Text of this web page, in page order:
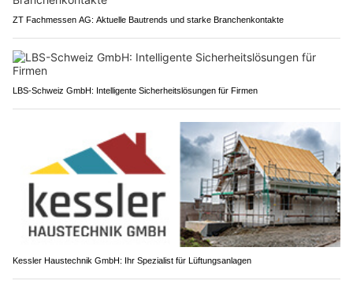
ZT Fachmessen AG: Aktuelle Bautrends und starke Branchenkontakte
LBS-Schweiz GmbH: Intelligente Sicherheitslösungen für Firmen
Kessler Haustechnik GmbH: Ihr Spezialist für Lüftungsanlagen